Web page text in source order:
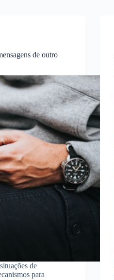
de outro
de
para